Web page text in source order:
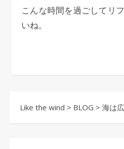
こんな時間を過ごしてリ
いね。
Like the wind > BLOG > 海は